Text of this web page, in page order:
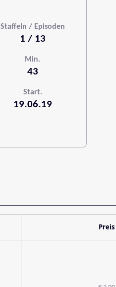
Staffeln / Episoden
1 / 13
Min.
43
Start.
19.06.19
Preis